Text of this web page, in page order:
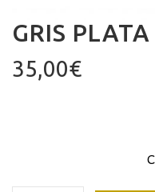
GRIS
35,00€